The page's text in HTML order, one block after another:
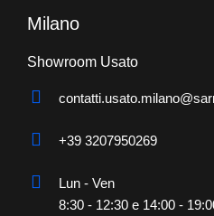
Milano
Showroom Usato
+39 3207950269
Lun - Ven
8:30 - 12:30 e 14:00 -